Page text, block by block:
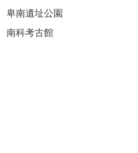
卑南遺址公園
南科考古館